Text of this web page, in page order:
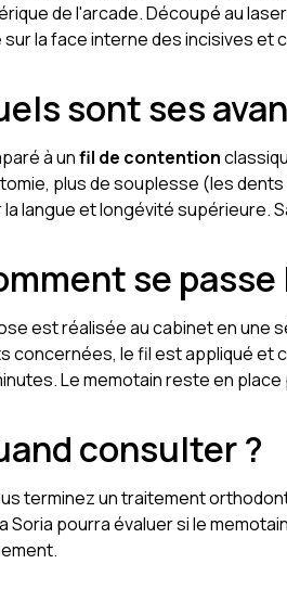
de l'arcade. Découpé au
sur la face interne des incisives et
sont ses
à unfil de contention
plus de souplesse (les
la langue et longévité supérieure.
se passe
est réalisée au cabinet en une
concernées, le fil est appliqué et
Le memotain reste en
consulter ?
terminez un traitement
Soria pourra évaluer si le